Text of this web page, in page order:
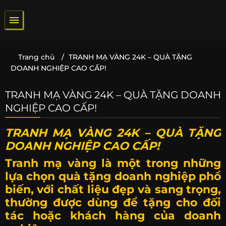
qua
nội
Trang chủ / TRANH MẠ VÀNG 24K – QUÀ TẶNG
DOANH NGHIỆP CAO CẤP!
TRANH MẠ VÀNG 24K – QUÀ TẶNG DOANH
NGHIỆP CAO CẤP!
TRANH MẠ VÀNG 24K – QUÀ TẶNG
DOANH NGHIỆP CAO CẤP!
Tranh mạ vàng là một trong những
lựa chọn quà tặng doanh nghiệp phổ
biến, với chất liệu đẹp và sang trọng,
thường được dùng để tặng cho đối
tác hoặc khách hàng của doanh